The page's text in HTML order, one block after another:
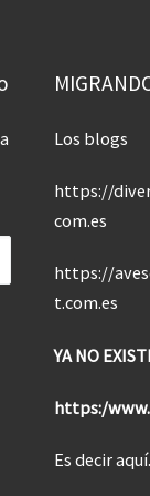
Los blogs
https://
com.es
https://
t.com.es
YA NO
https:/
Es decir aquí.